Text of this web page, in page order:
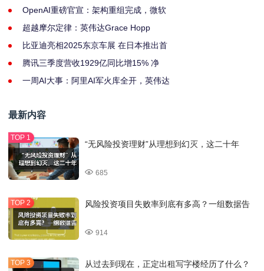
OpenAI重磅官宣：架构重组完成，微软
超越摩尔定律：英伟达Grace Hopp
比亚迪亮相2025东京车展 在日本推出首
腾讯三季度营收1929亿同比增15% 净
一周AI大事：阿里AI军火库全开，英伟达
最新内容
“无风险投资理财”从理想到幻灭，这二十年
685
风险投资项目失败率到底有多高？一组数据告
914
从过去到现在，正定出租写字楼经历了什么？